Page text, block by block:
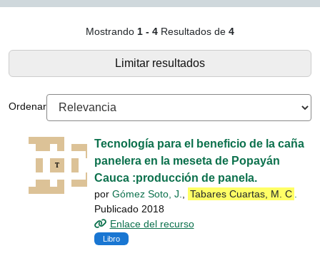
Mostrando 1 - 4 Resultados de 4
Limitar resultados
Ordenar
Tecnología para el beneficio de la caña
panelera en la meseta de Popayán
Cauca :producción de panela.
por Gómez Soto, J. Tabares Cuartas, M. C
Publicado 2018
Enlace del recurso
Libro